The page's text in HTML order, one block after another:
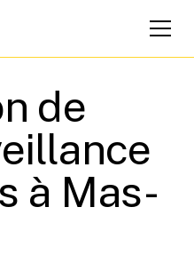
de
à Mas-